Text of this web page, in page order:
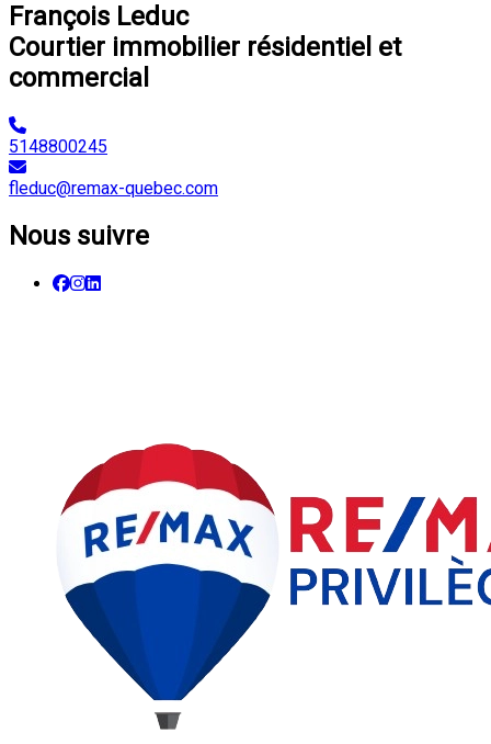
François Leduc
Courtier immobilier résidentiel et
commercial
5148800245
fleduc@remax-quebec.com
Nous suivre